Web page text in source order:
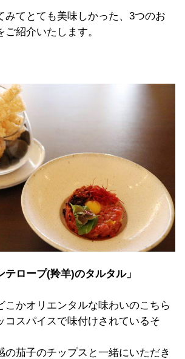
みてとても美味しかった、3つのお
紹介いたします。
テロープ(羚羊)のタルタル」
こかオリエンタルな味わいのこちら
コスパイスで味付けされているそ
の茄子のチップスと一緒にいただき